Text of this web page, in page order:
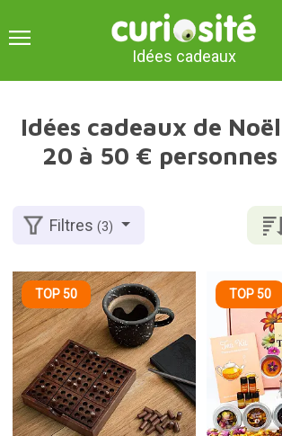
Idées cadeaux
Idées cadeaux de
20 à 50 €
Filtres(3)
TOP 50 TOP 50